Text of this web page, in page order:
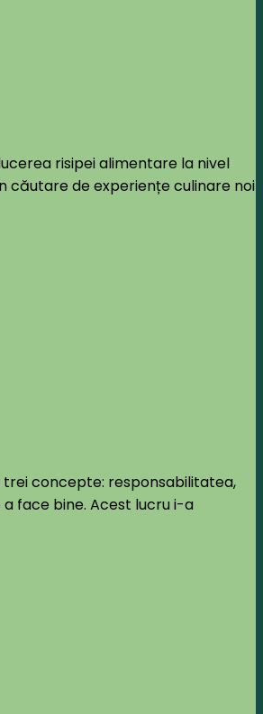
risipei alimentare la nivel
căutare de experiențe culinare noi
trei concepte: responsabilitatea,
face bine. Acest lucru i-a